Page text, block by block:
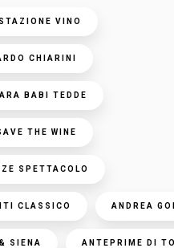
VINO
CHIARINI
BABI TEDDE
THE WINE
SPETTACOLO
CLASSICO ANDREA
SIENA ANTEPRIME DI